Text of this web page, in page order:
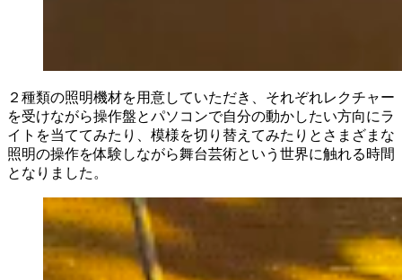
２種類の照明機材を用意していただき、それぞれレクチャー
を受けながら操作盤とパソコンで自分の動かしたい方向にラ
イトを当ててみたり、模様を切り替えてみたりとさまざまな
照明の操作を体験しながら舞台芸術という世界に触れる時間
となりました。